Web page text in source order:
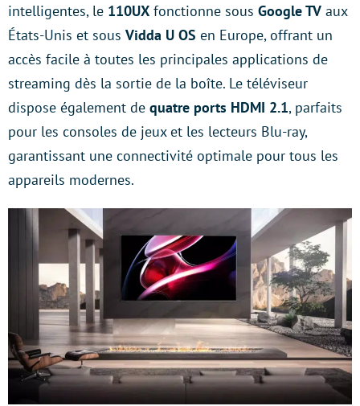
intelligentes, le 110UX fonctionne sous Google TV aux
États-Unis et sous Vidda U OS en Europe, offrant un
accès facile à toutes les principales applications de
streaming dès la sortie de la boîte. Le téléviseur
dispose également de quatre ports HDMI 2.1, parfaits
pour les consoles de jeux et les lecteurs Blu-ray,
garantissant une connectivité optimale pour tous les
appareils modernes.